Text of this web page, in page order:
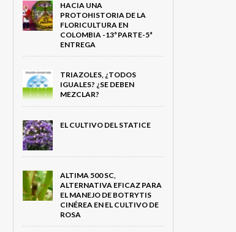
HACIA UNA
PROTOHISTORIA DE LA
FLORICULTURA EN
COLOMBIA -13ª PARTE-5ª
ENTREGA
TRIAZOLES, ¿TODOS
IGUALES? ¿SE DEBEN
MEZCLAR?
EL CULTIVO DEL STATICE
ALTIMA 500 SC,
ALTERNATIVA EFICAZ PARA
EL MANEJO DE BOTRYTIS
CINÉREA EN EL CULTIVO DE
ROSA